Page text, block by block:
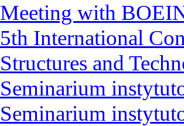
Meeting with
5th International
Structures and
Seminarium
Seminarium